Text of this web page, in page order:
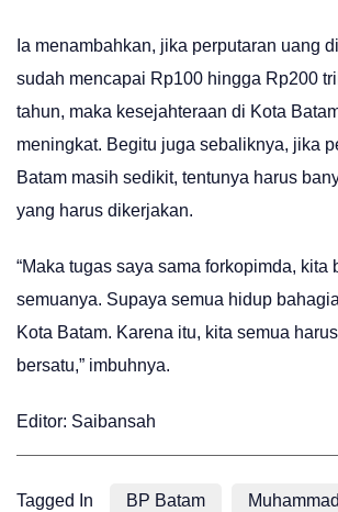
Ia menambahkan, jika perputaran uang
sudah mencapai Rp100 hingga Rp200
tahun, maka kesejahteraan di Kota
meningkat. Begitu juga sebaliknya, jika
Batam masih sedikit, tentunya harus
yang harus dikerjakan.
“Maka tugas saya sama forkopimda, kita
semuanya. Supaya semua hidup
Kota Batam. Karena itu, kita semua
bersatu,” imbuhnya.
Editor: Saibansah
Tagged In BP Batam